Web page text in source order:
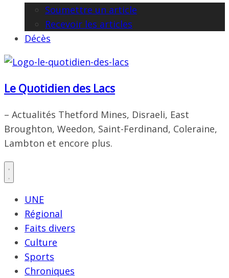
Soumettre un article
Recevoir les articles
Décès
Le Quotidien des Lacs
– Actualités Thetford Mines, Disraeli, East
Broughton, Weedon, Saint-Ferdinand, Coleraine,
Lambton et encore plus.
UNE
Régional
Faits divers
Culture
Sports
Chroniques